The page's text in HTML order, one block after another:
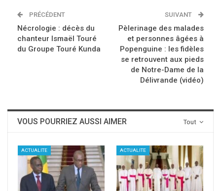
PRÉCÉDENT
Nécrologie : décès du
chanteur Ismaël Touré
du Groupe Touré Kunda
SUIVANT
Pèlerinage des malades
et personnes âgées à
Popenguine : les fidèles
se retrouvent aux pieds
de Notre-Dame de la
Délivrande (vidéo)
Tout
VOUS POURRIEZ AUSSI AIMER
ACTUALITE ACTUALITE